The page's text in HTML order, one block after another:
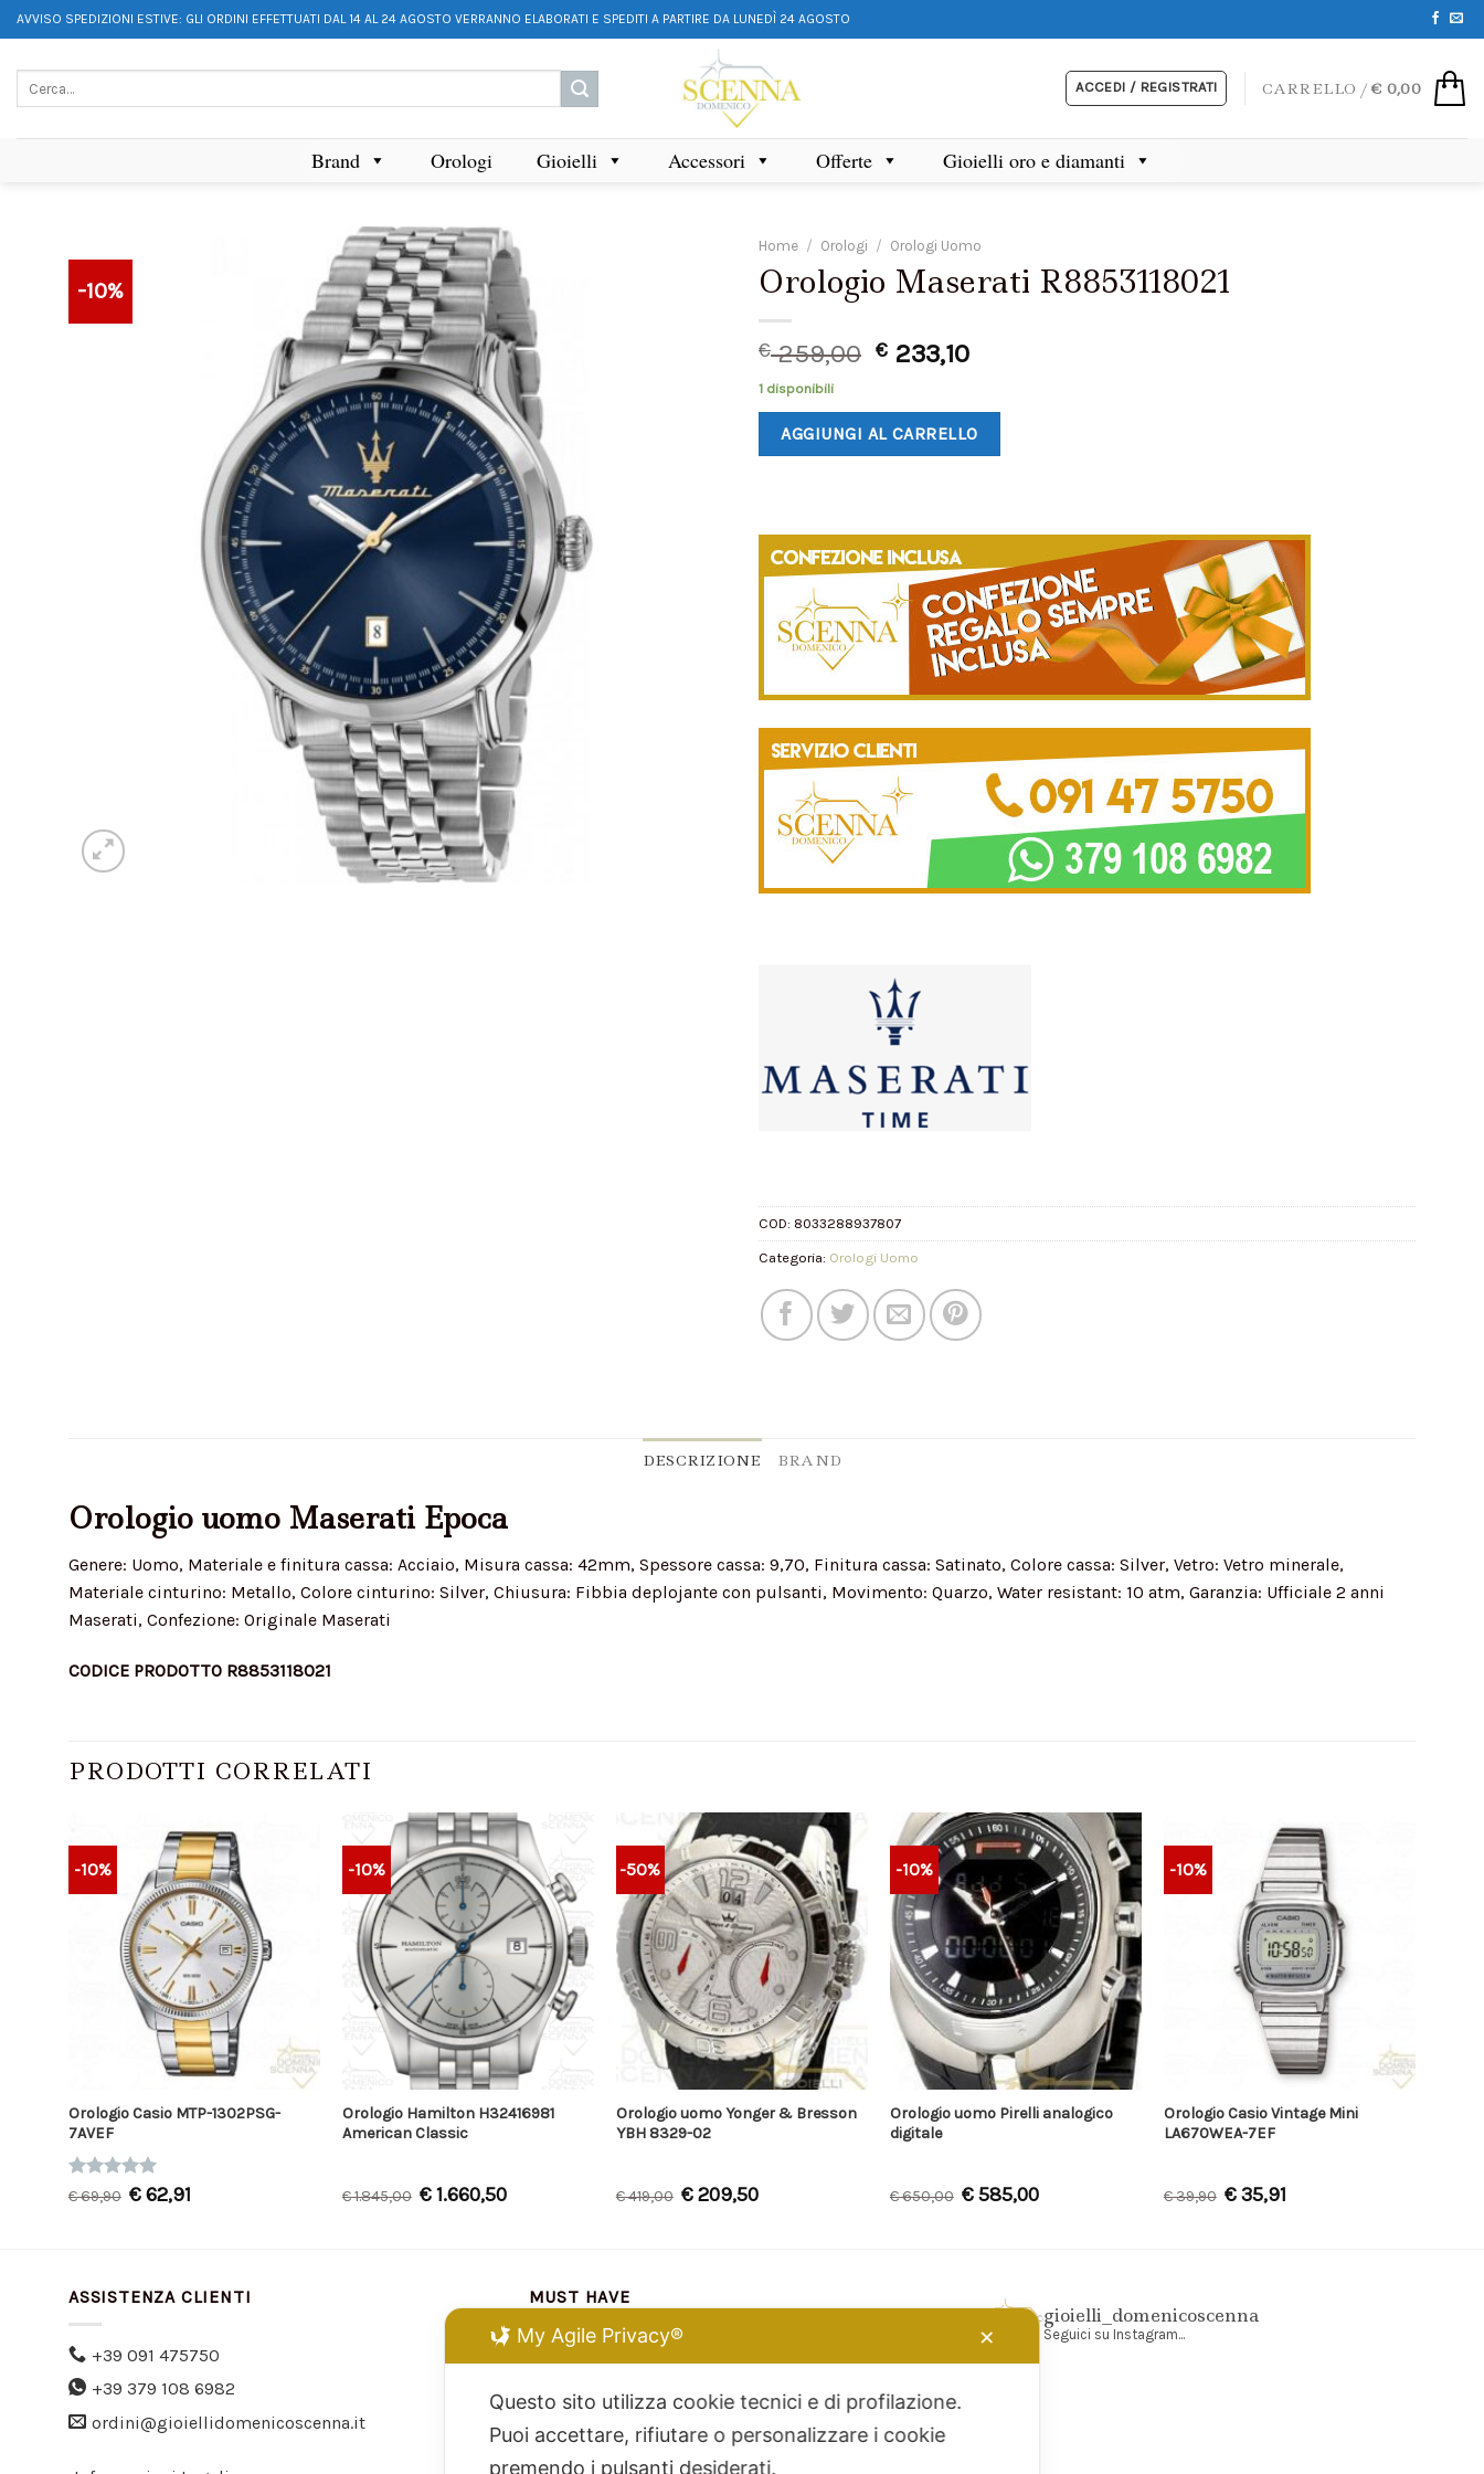
AVVISO SPEDIZIONI ESTIVE: GLI ORDINI EFFETTUATI DAL 14 AL 24 AGOSTO VERRANNO ELABORATI E SPEDITI A PARTIRE DA LUNEDÌ 24 AGOSTO
ACCEDI / REGISTRATI CARRELLO /€ 0,00
Brand Orologi Gioielli Accessori Offerte Gioielli oro e diamanti
-10%
Home / Orologi / Orologi Uomo
Orologio Maserati R8853118021
€259,00 € 233,10
1 disponibili
AGGIUNGI AL CARRELLO
COD: 8033288937807
Categoria: Orologi Uomo
DESCRIZIONE BRAND
Orologio uomo Maserati Epoca
Genere: Uomo, Materiale e finitura cassa: Acciaio, Misura cassa: 42mm, Spessore cassa: 9,70, Finitura cassa: Satinato, Colore cassa: Silver, Vetro: Vetro minerale,
Materiale cinturino: Metallo, Colore cinturino: Silver, Chiusura: Fibbia deplojante con pulsanti, Movimento: Quarzo, Water resistant: 10 atm, Garanzia: Ufficiale 2 anni
Maserati, Confezione: Originale Maserati
CODICE PRODOTTO R8853118021
PRODOTTI CORRELATI
-10%
Orologio Casio MTP-1302PSG-
7AVEF
Valutato
su 5
€69,90 €62,91
-10%
Orologio Hamilton H32416981
American Classic
€1.845,00 €1.660,50
-50%
Orologio uomo Yonger & Bresson
YBH 8329-02
€419,00 €209,50
-10%
Orologio uomo Pirelli analogico
digitale
€650,00 €585,00
-10%
Orologio Casio Vintage Mini
LA670WEA-7EF
€39,90 €35,91
ASSISTENZA CLIENTI
+39 091 475750
+39 379 108 6982
ordini@gioiellidomenicoscenna.it
MUST HAVE
Chiara Ferragni
gioielli_domenicoscenna
Seguici su Instagram...
My Agile Privacy® ✕
Questo sito utilizza cookie tecnici e di profilazione.
Puoi accettare, rifiutare o personalizzare i cookie
premendo i pulsanti desiderati.